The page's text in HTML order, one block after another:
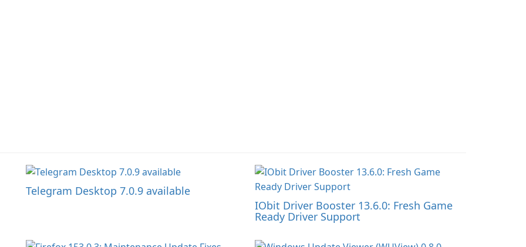
Telegram Desktop 7.0.9 available
IObit Driver Booster 13.6.0: Fresh Game
Ready Driver Support